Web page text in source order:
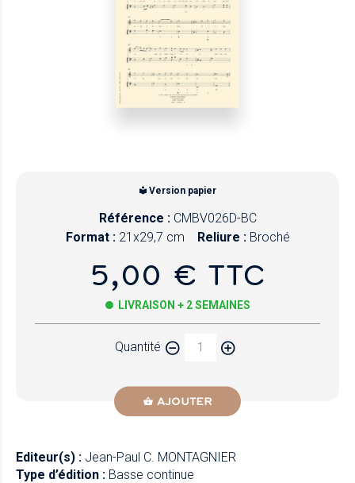
Version papier
Référence : CMBV026D-BC
Format : 21x29,7 cm Reliure : Broché
5,00 € TTC
LIVRAISON + 2 SEMAINES
Quantité
AJOUTER
Editeur(s) : Jean-Paul C. MONTAGNIER
Type d’édition : Basse continue